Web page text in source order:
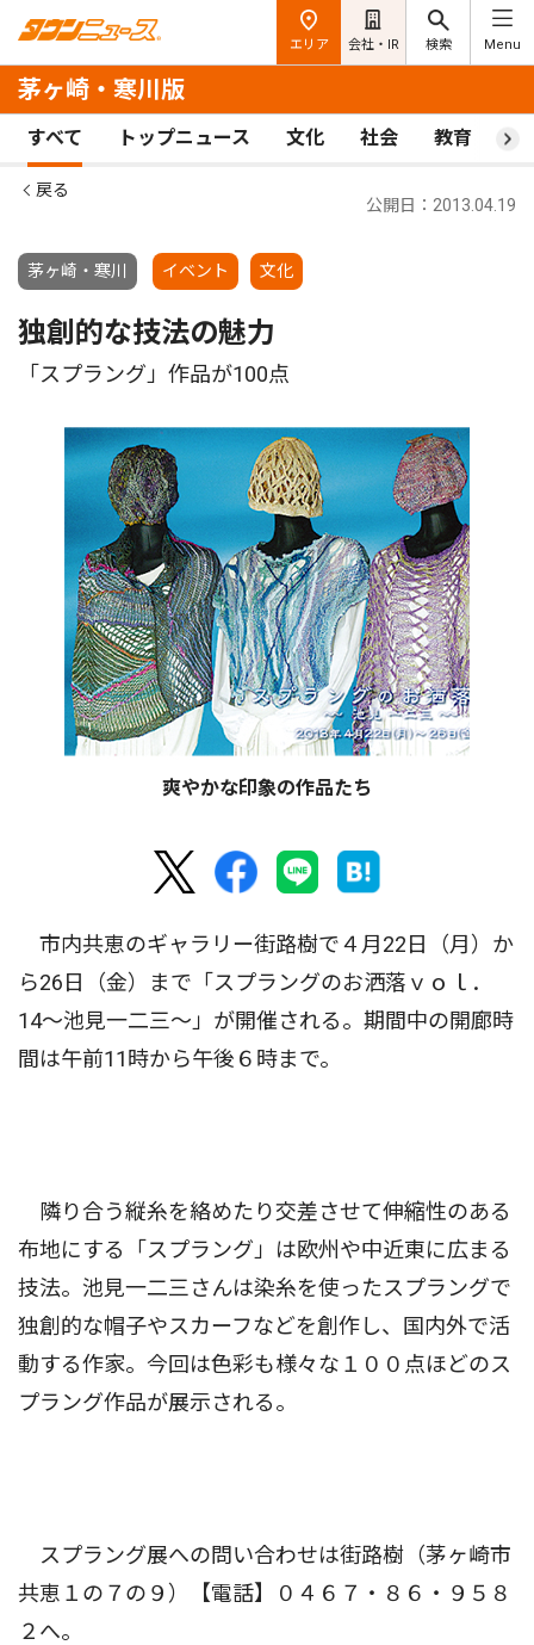
エリア 会社・IR 検索 Menu
茅ヶ崎・寒川版
すべて トップニュース 文化 社会 教育 ス
戻る
茅ヶ崎・寒川 イベント 文化
公開日：2013.04.19
独創的な技法の魅力
「スプラング」作品が100点
爽やかな印象の作品たち
市内共恵のギャラリー街路樹で４月22日（月）か
ら26日（金）まで「スプラングのお洒落ｖｏｌ．
14〜池見一二三〜」が開催される。期間中の開廊時
間は午前11時から午後６時まで。
隣り合う縦糸を絡めたり交差させて伸縮性のある
布地にする「スプラング」は欧州や中近東に広まる
技法。池見一二三さんは染糸を使ったスプラングで
独創的な帽子やスカーフなどを創作し、国内外で活
動する作家。今回は色彩も様々な１００点ほどのス
プラング作品が展示される。
スプラング展への問い合わせは街路樹（茅ヶ崎市
共恵１の７の９）【電話】０４６７・８６・９５８
２へ。